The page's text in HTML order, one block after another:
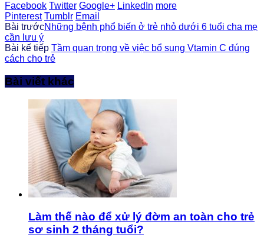
Facebook Twitter Google+ LinkedIn more
Pinterest Tumblr Email
Bài trướcNhững bệnh phổ biến ở trẻ nhỏ dưới 6 tuổi cha mẹ
cần lưu ý
Bài kế tiếp Tầm quan trọng về việc bổ sung Vtamin C đúng
cách cho trẻ
Bài viết khác
Làm thế nào để xử lý đờm an toàn cho trẻ
sơ sinh 2 tháng tuổi?